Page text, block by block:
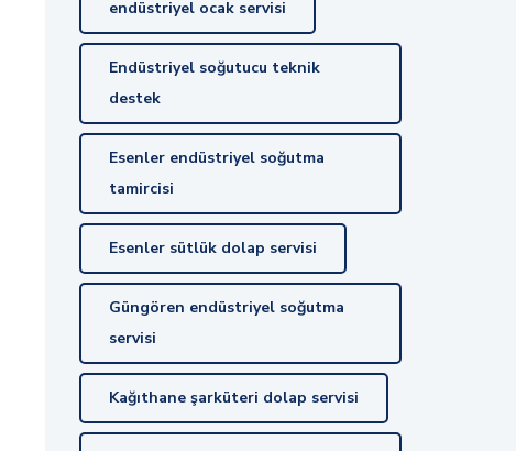
endüstriyel ocak servisi
Endüstriyel soğutucu teknik
destek
Esenler endüstriyel soğutma
tamircisi
Esenler sütlük dolap servisi
Güngören endüstriyel soğutma
servisi
Kağıthane şarküteri dolap servisi